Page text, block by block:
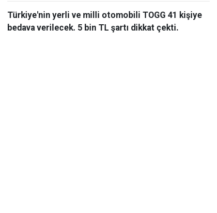
Türkiye'nin yerli ve milli otomobili TOGG 41 kişiye
bedava verilecek. 5 bin TL şartı dikkat çekti.